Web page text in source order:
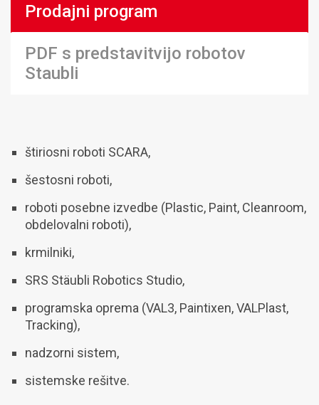
Prodajni program
PDF s predstavitvijo robotov
Staubli
štiriosni roboti SCARA,
šestosni roboti,
roboti posebne izvedbe (Plastic, Paint, Cleanroom,
obdelovalni roboti),
krmilniki,
SRS Stäubli Robotics Studio,
programska oprema (VAL3, Paintixen, VALPlast,
Tracking),
nadzorni sistem,
sistemske rešitve.